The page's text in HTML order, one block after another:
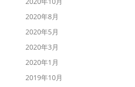
2020年8月
2020年5月
2020年3月
2020年1月
2019年10月